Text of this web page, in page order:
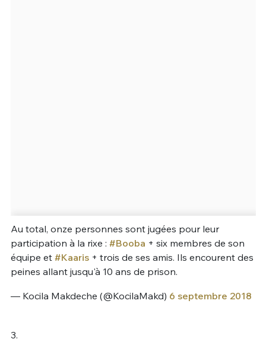
Au total, onze personnes sont jugées pour leur
participation à la rixe : #Booba + six membres de son
équipe et #Kaaris+ trois de ses amis. Ils encourent des
peines allant jusqu'à 10 ans de prison.
— Kocila Makdeche (@KocilaMakd) 6 septembre 2018
3.